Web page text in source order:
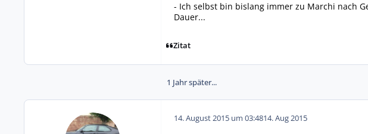
- Ich selbst bin bislang immer zu Marchi nach
Dauer...
Zitat
1 Jahr später...
14. August 2015 um 03:4814. Aug 2015